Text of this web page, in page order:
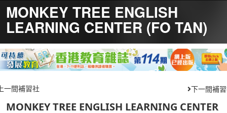
MONKEY TREE ENGLISH
LEARNING CENTER (FO TAN)
一間補習社 下一間補
MONKEY TREE ENGLISH LEARNING CENTER